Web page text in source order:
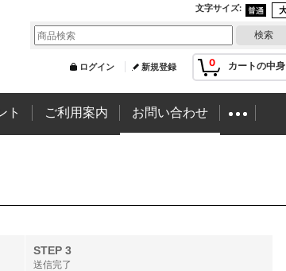
文字サイズ:
0 カートの中身
ログイン 新規登録
ト ご利用案内 お問い合わせ
STEP 3
送信完了